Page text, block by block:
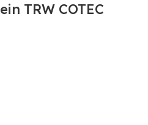
TRW COTEC